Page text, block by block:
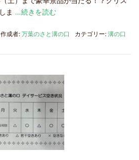
ま …続きを読む
作成者: 万葉のさと溝の口 カテゴリー: 溝の口